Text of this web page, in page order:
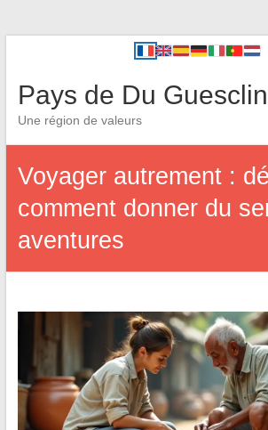
Pays de Du Guesclin
Une région de valeurs
Voyager autrement :
comment donner du
aventures